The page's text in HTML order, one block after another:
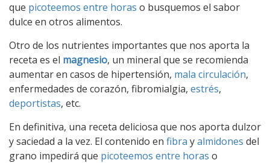
que picoteemos entre horas o busquemos el sabor
dulce en otros alimentos.
Otro de los nutrientes importantes que nos aporta la
receta es el magnesio, un mineral que se recomienda
aumentar en casos de hipertensión, mala circulación,
enfermedades de corazón, fibromialgia, estrés,
deportistas, etc.
En definitiva, una receta deliciosa que nos aporta dulzor
y saciedad a la vez. El contenido en fibra yalmidones del
grano impedirá que picoteemos entre horas o